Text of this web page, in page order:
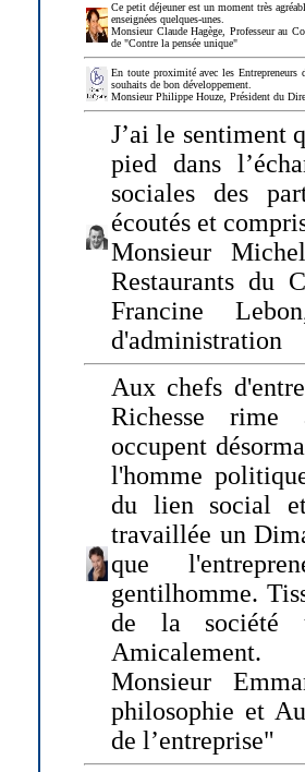
Ce petit déjeuner est un moment très
enseignées quelques-unes.
Monsieur Claude Hagège, Professeur au
de "Contre la pensée unique"
En toute proximité avec les
souhaits de bon développement.
Monsieur Philippe Houze, Président du
J’ai le sentiment
pied dans
sociales des
écoutés et
Monsieur
Restaurants du
Francine
d'administration
Aux chefs
Richesse rime
occupent
l'homme
du lien social
travaillée un
que
gentilhomme.
de la société
Amicalement.
Monsieur
philosophie et
de l’entreprise"